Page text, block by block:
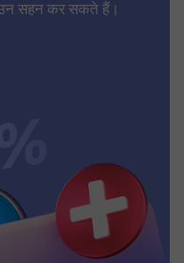
सहन कर सकते हैं।